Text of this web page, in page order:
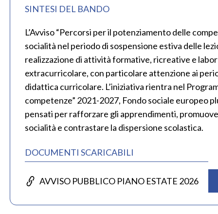
SINTESI DEL BANDO
L’Avviso “Percorsi per il potenziamento delle
socialità nel periodo di sospensione estiva delle
realizzazione di attività formative, ricreative e
extracurricolare, con particolare attenzione ai
didattica curricolare. L’iniziativa rientra nel
competenze” 2021-2027, Fondo sociale europeo
pensati per rafforzare gli apprendimenti,
socialità e contrastare la dispersione scolastica.
DOCUMENTI SCARICABILI
AVVISO PUBBLICO PIANO ESTATE 2026